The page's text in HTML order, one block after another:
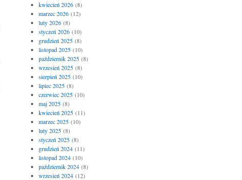
kwiecień 2026(8)
marzec 2026(12)
luty 2026(8)
styczeń 2026(10)
grudzień 2025(8)
listopad 2025(10)
październik 2025(8)
wrzesień 2025(8)
sierpień 2025(10)
lipiec 2025(8)
czerwiec 2025(10)
maj 2025(8)
kwiecień 2025(11)
marzec 2025(10)
luty 2025(8)
styczeń 2025(8)
grudzień 2024(11)
listopad 2024(10)
październik 2024(8)
wrzesień 2024(12)